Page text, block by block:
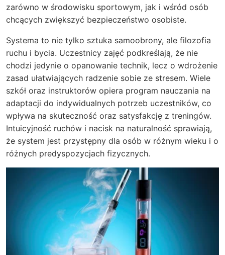
zarówno w środowisku sportowym, jak i wśród osób
chcących zwiększyć bezpieczeństwo osobiste.
Systema to nie tylko sztuka samoobrony, ale filozofia
ruchu i bycia. Uczestnicy zajęć podkreślają, że nie
chodzi jedynie o opanowanie technik, lecz o wdrożenie
zasad ułatwiających radzenie sobie ze stresem. Wiele
szkół oraz instruktorów opiera program nauczania na
adaptacji do indywidualnych potrzeb uczestników, co
wpływa na skuteczność oraz satysfakcję z treningów.
Intuicyjność ruchów i nacisk na naturalność sprawiają,
że system jest przystępny dla osób w różnym wieku i o
różnych predyspozycjach fizycznych.